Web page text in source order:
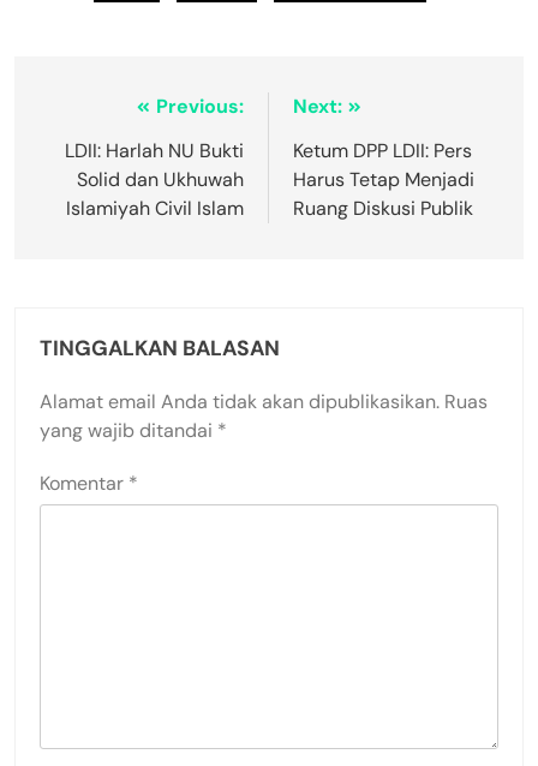
Previous:
LDII: Harlah NU Bukti
Solid dan Ukhuwah
Islamiyah Civil Islam
Next:
Ketum DPP LDII: Pers
Harus Tetap Menjadi
Ruang Diskusi Publik
TINGGALKAN BALASAN
Alamat email Anda tidak akan dipublikasikan. Ruas
yang wajib ditandai *
Komentar *